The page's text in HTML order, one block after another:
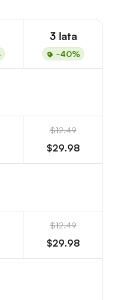
3 lata
-40%
$12.49
$29.98
$12.49
$29.98